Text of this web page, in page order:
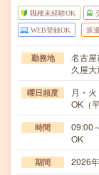
職種未経験OK
WEB登録OK 派遣
勤務地
名古
久屋
曜日頻度
月・
OK（
時間
09:00
OK
期間 2026